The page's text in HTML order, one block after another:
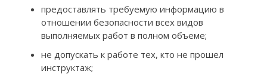
предоставлять требуемую информацию в
отношении безопасности всех видов
выполняемых работ в полном объеме;
не допускать к работе тех, кто не прошел
инструктаж;